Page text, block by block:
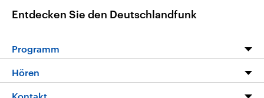
Entdecken Sie den Deutschlandfunk
Programm
Hören
Livestream
Kontakt